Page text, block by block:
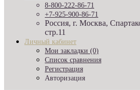
8-800-222-86-71
+7-925-900-86-71
Россия, г. Москва,
стр.11
Личный кабинет
Мои закладки (0)
Список сравнения
Регистрация
Авторизация